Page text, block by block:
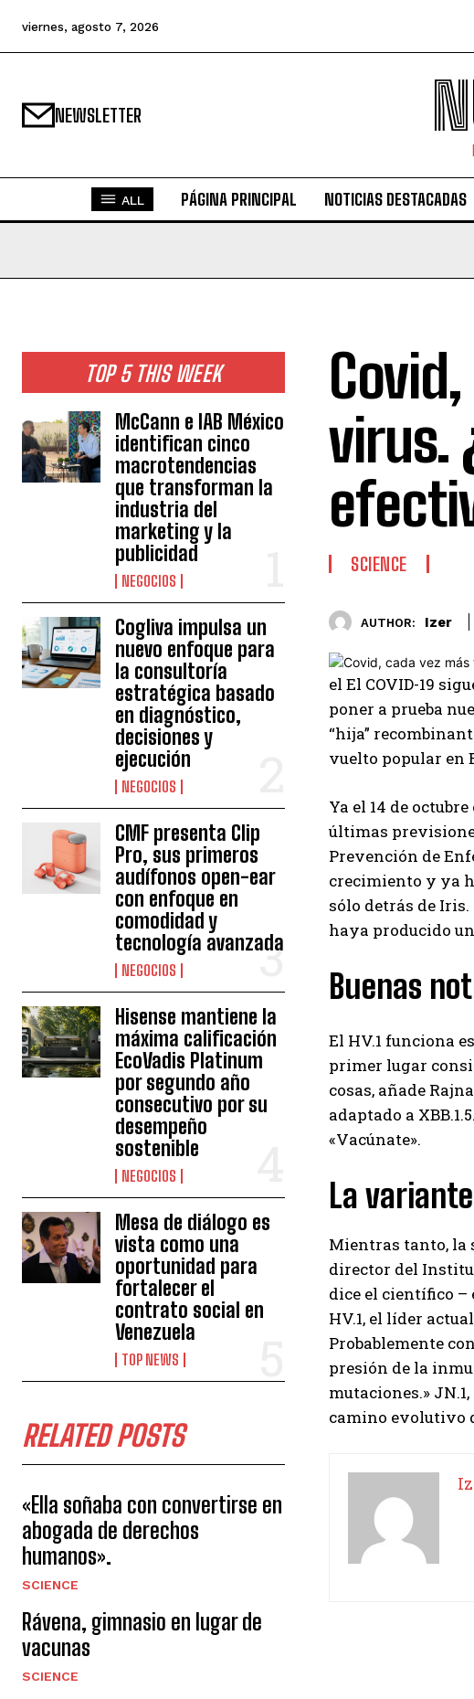
I've
viernes, agosto 7, 2026
NEWSLETTER
ALL PÁGINA PRINCIPAL NOTICIAS DESTACADAS
TOP 5 THIS WEEK
McCann e IAB México
identifican cinco
macrotendencias
que transforman la
industria del
marketing y la
publicidad
NEGOCIOS
Cogliva impulsa un
nuevo enfoque para
la consultoría
estratégica basado
en diagnóstico,
decisiones y
ejecución
NEGOCIOS
CMF presenta Clip
Pro, sus primeros
audífonos open-ear
con enfoque en
comodidad y
tecnología avanzada
NEGOCIOS
Hisense mantiene la
máxima calificación
EcoVadis Platinum
por segundo año
consecutivo por su
desempeño
sostenible
NEGOCIOS
Mesa de diálogo es
vista como una
oportunidad para
fortalecer el
contrato social en
Venezuela
TOP NEWS
RELATED POSTS
«Ella soñaba con convertirse en
abogada de derechos
humanos».
SCIENCE
Rávena, gimnasio en lugar de
vacunas
SCIENCE
virus.
SCIENCE
AUTHOR: Izer
el El COVID-19
poner a prueba
“hija”
vuelto popular en
Ya el 14 de
últimas
Prevención de
crecimiento y ya
sólo detrás de
haya producido
Buenas
El HV.1 funciona
primer lugar
cosas, añade
adaptado a
«Vacúnate».
La
Mientras tanto, la
director del
dice el científico –
HV.1, el líder
Probablemente
presión de la
mutaciones.»
camino evolutivo